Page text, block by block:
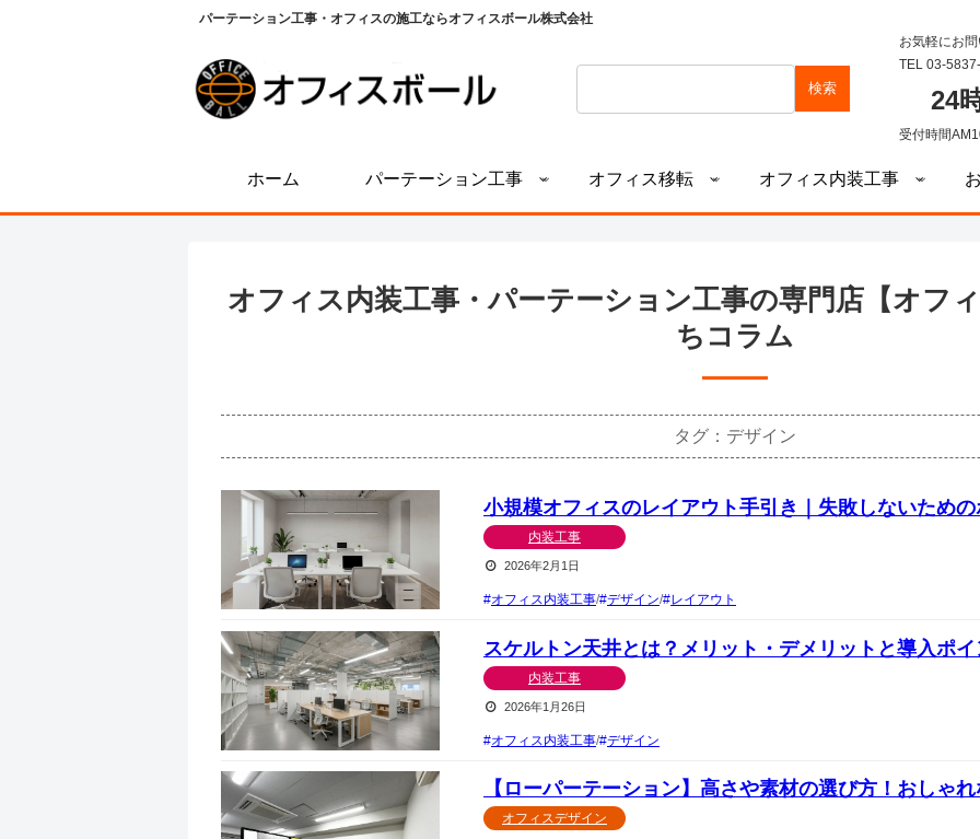
パーテーション工事・オフィスの施工ならオフィスボール株式会社
検索
お気軽にお
TEL 03-
24
受付時間
ホーム パーテーション工事 オフィス移転 オフィス内装工事
オフィス内装工事・パーテーション工事の専門店【オフ
ちコラム
タグ：デザイン
小規模オフィスのレイアウト手引き｜失敗しないため
内装工事
2026年2月1日
オフィス内装工事/ デザイン/ レイアウト
スケルトン天井とは？メリット・デメリットと導入ポ
内装工事
2026年1月26日
オフィス内装工事/ デザイン
【ローパーテーション】高さや素材の選び方！おしゃ
オフィスデザイン